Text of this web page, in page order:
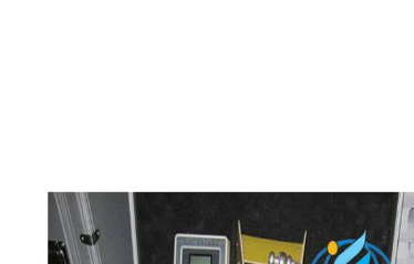
VELOFLUX 微流便携式流
186-6365-3723